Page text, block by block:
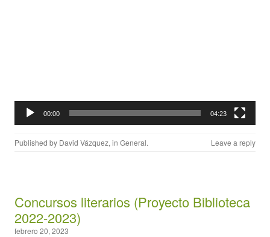
00:00 04:23
Published by David Vázquez, in General. Leave a reply
Concursos literarios (Proyecto Biblioteca
2022-2023)
febrero 20, 2023